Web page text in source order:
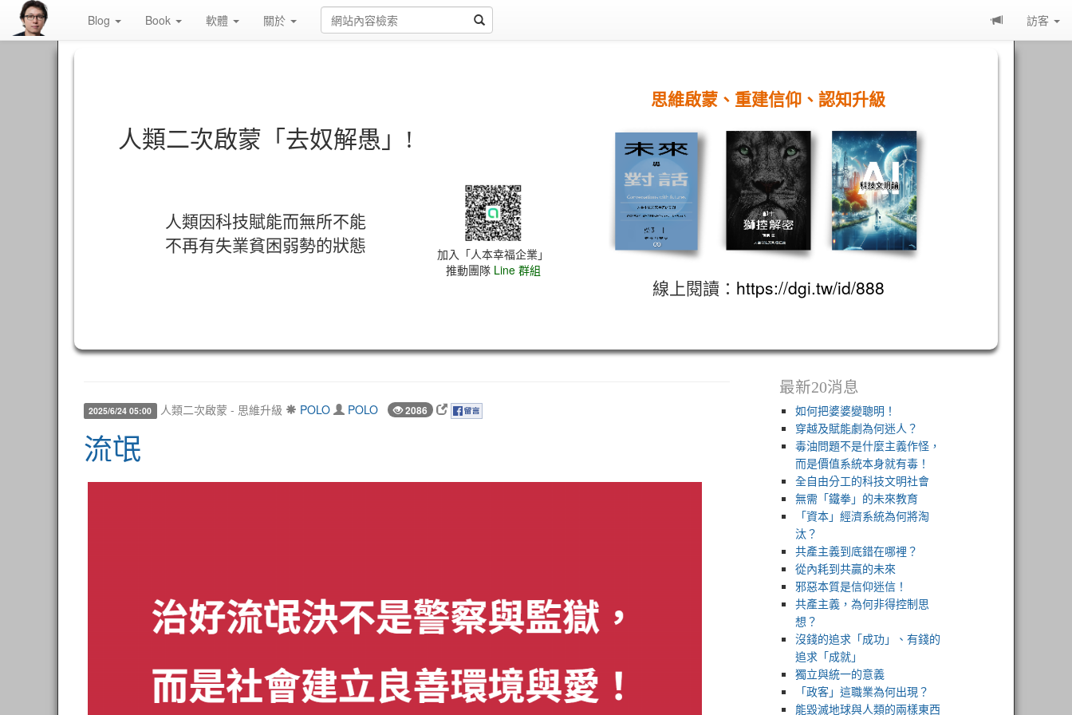
Blog Book 軟體 關於 訪客
人類二次啟蒙「去奴解愚」!
人類因科技賦能而無所不能
不再有失業貧困弱勢的狀態
加入「人本幸福企業」
推動團隊 Line 群組
思維啟蒙、重建信仰、認知升級
線上閱讀： https://dgi.tw/id/888
2025/6/24 05:00 人類二次啟蒙 - 思維升級 POLO POLO 2086
流氓
最新20消息
如何把婆婆變聰明！
穿越及賦能劇為何迷人？
毒油問題不是什麼主義作怪，
而是價值系統本身就有毒！
全自由分工的科技文明社會
無需「鐵拳」的未來教育
「資本」經濟系統為何將淘
汰？
共產主義到底錯在哪裡？
從內耗到共贏的未來
邪惡本質是信仰迷信！
共產主義，為何非得控制思
想？
沒錢的追求「成功」、有錢的
追求「成就」
獨立與統一的意義
「政客」這職業為何出現？
能毀滅地球與人類的兩樣東西